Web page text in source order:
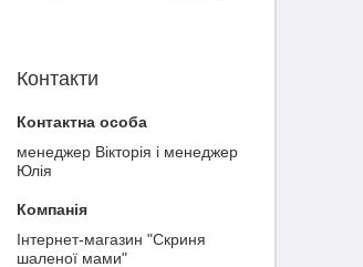
Контакти
менеджер Вікторія і менеджер
Юлія
Інтернет-магазин "Скриня
шаленої мами"